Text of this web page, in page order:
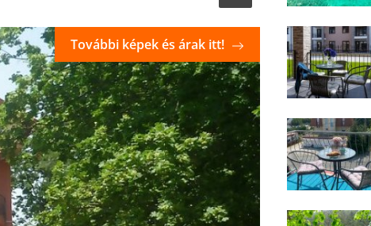
További képek és árak itt!